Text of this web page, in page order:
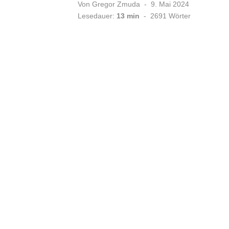
Von Gregor Zmuda
Veröffentlicht
am
9. Mai 2024
Lesedauer: 13 min - 2691 Wörter